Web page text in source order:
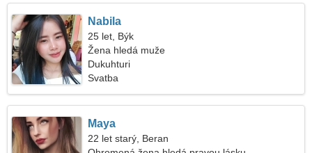
Nabila
25 let, Býk
Žena hledá muže
Dukuhturi
Svatba
Maya
22 let starý, Beran